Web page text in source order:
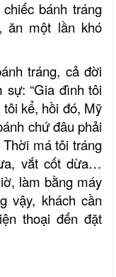
bánh tráng
ăn một lần khó
tráng, cả đời
sự: “Gia đình tôi
kể, hồi đó, Mỹ
chứ đâu phải
má tôi tráng
vắt cốt dừa…
làm bằng máy
vậy, khách cần
thoại đến đặt